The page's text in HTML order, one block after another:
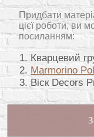
Придбати
цієї роботи, ви
посиланням:
Кварцевий
Marmorino
Віск Decors